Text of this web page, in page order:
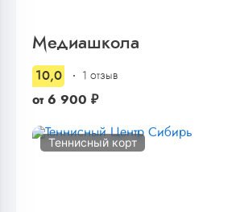
Медиашкола
10,0 1 отзыв
от 6 900 ₽
Теннисный корт